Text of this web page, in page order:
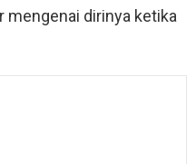
mengenai dirinya ketika